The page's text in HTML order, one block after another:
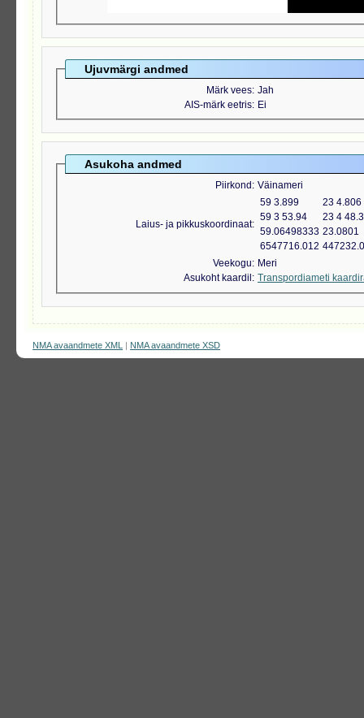
Ujuvmärgi andmed
Märk vees Jah
AIS-märk eetris Ei
Asukoha andmed
Piirkond Väinameri
Laius- ja pikkuskoordinaat
59 3.899
23 4.806
59 3 53.94
23 4
59.06498333 23.0801
6547716.012
Veekogu
Meri
Asukoht kaardil
Transpordiameti
NMA avaandmete XML | NMA avaandmete XSD